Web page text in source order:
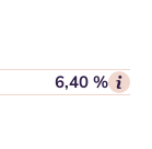
6,40 %